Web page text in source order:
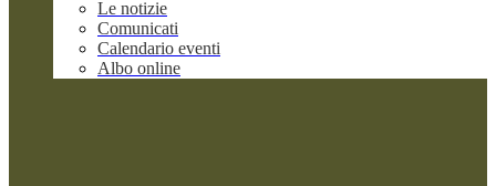
Le notizie
Comunicati
Calendario eventi
Albo online